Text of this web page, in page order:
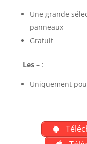
Une grande
panneaux
Gratuit
Les –:
Uniquement